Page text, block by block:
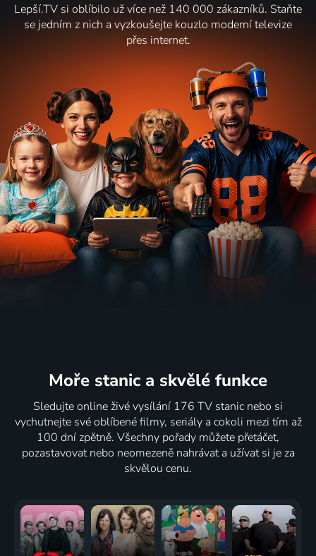
Lepší.TV si oblíbilo už více než 140 000 zákazníků. Staňte
se jedním z nich a vyzkoušejte kouzlo moderní televize
přes internet.
Moře stanic a skvělé funkce
Sledujte online živé vysílání 176 TV stanic nebo si
vychutnejte své oblíbené filmy, seriály a cokoli mezi tím až
100 dní zpětně. Všechny pořady můžete přetáčet,
pozastavovat nebo neomezeně nahrávat a užívat si je za
skvělou cenu.